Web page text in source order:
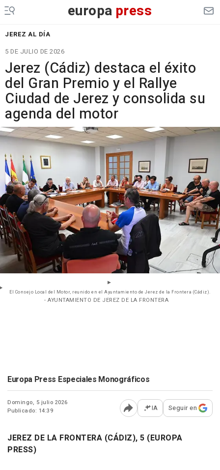
europa press
JEREZ AL DÍA
5 DE JULIO DE 2026
Jerez (Cádiz) destaca el éxito
del Gran Premio y el Rallye
Ciudad de Jerez y consolida su
agenda del motor
El Consejo Local del Motor, reunido en el Ayuntamiento de Jerez de la Frontera (Cádiz).
- AYUNTAMIENTO DE JEREZ DE LA FRONTERA
Europa Press Especiales Monográficos
Domingo, 5 julio 2026
Publicado: 14:39
Abrir opciones para
IA Seguir en
JEREZ DE LA FRONTERA (CÁDIZ), 5 (EUROPA
PRESS)